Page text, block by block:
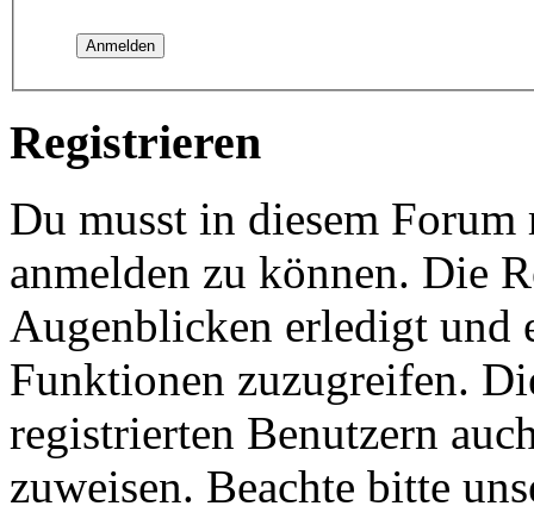
Registrieren
Du musst in diesem
anmelden zu können. Die
Augenblicken erledigt und
Funktionen zuzugreifen.
registrierten Benutzern
zuweisen. Beachte bitte